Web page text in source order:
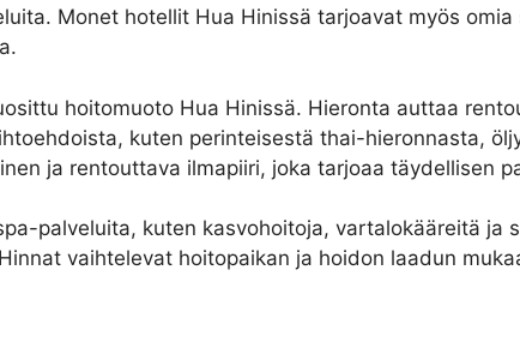
Monet hotellit Hua Hinissä tarjoavat myös
hoitomuoto Hua Hinissä. Hieronta auttaa
kuten perinteisestä thai-hieronnasta,
ja rentouttava ilmapiiri, joka tarjoaa täydellisen
palveluita, kuten kasvohoitoja, vartalokääreitä ja
vaihtelevat hoitopaikan ja hoidon laadun